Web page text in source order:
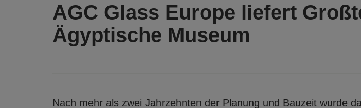
AGC Glass Europe liefert
Ägyptische Museum
Nach mehr als zwei Jahrzehnten der Planung und Bauzeit wurde